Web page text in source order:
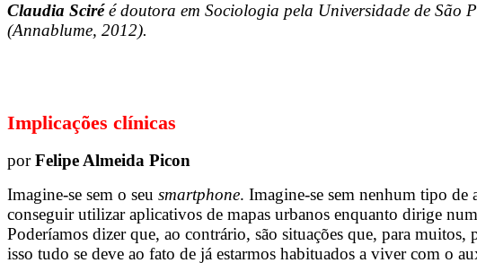
Claudia Sciréé doutora em Sociologia pela Universidade de São
(Annablume, 2012).
Implicações clínicas
porFelipe Almeida Picon
Imagine-se sem o seu smartphone. Imagine-se sem nenhum tipo de
conseguir utilizar aplicativos de mapas urbanos enquanto dirige
Poderíamos dizer que, ao contrário, são situações que, para muitos,
isso tudo se deve ao fato de já estarmos habituados a viver com o